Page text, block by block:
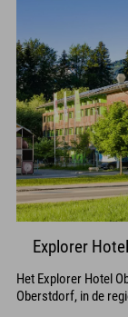
Explorer
Het Explorer Hotel
Oberstdorf, in de